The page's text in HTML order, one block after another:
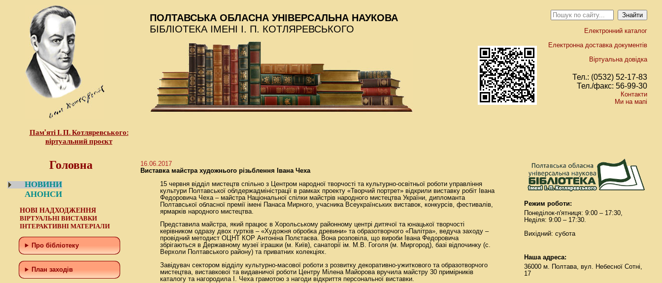
Пам’яті І. П. Котляревського:
віртуальний проєкт
ПОЛТАВСЬКА ОБЛАСНА УНІВЕРСАЛЬНА НАУКОВА
БІБЛІОТЕКА ІМЕНІ І. П. КОТЛЯРЕВСЬКОГО
Електронний каталог
Електронна доставка документів
Віртуальна довідка
Тел.: (0532) 52-17-83
Тел./факс: 56-99-30
Контакти
Ми на мапі
Головна
НОВИНИ
АНОНСИ
НОВІ НАДХОДЖЕННЯ
ВІРТУАЛЬНІ ВИСТАВКИ
ІНТЕРАКТИВНІ МАТЕРІАЛИ
Про бібліотеку
План заходів
16.06.2017
Виставка майстра художнього різьблення Івана Чеха
15 червня відділ мистецтв спільно з Центром народної творчості та культурно-освітньої роботи управління
культури Полтавської облдержадміністрації в рамках проекту «Творчий портрет» відкрили виставку робіт Івана
Федоровича Чеха – майстра Національної спілки майстрів народного мистецтва України, дипломанта
Полтавської обласної премії імені Панаса Мирного, учасника Всеукраїнських виставок, конкурсів, фестивалів,
ярмарків народного мистецтва.
Представила майстра, який працює в Хорольському районному центрі дитячої та юнацької творчості
керівником одразу двох гуртків – «Художня обробка древини» та образотворчого «Палітра», ведуча заходу –
провідний методист ОЦНТ КОР Антоніна Полєтаєва. Вона розповіла, що вироби Івана Федоровича
збрігаються в Державному музеї іграшки (м. Київ), санаторії ім. М.В. Гоголя (м. Миргород), базі відпочинку (с.
Верхоли Полтавського району) та приватних колекціях.
Завідувач сектором відділу культурно-масової роботи з розвитку декоративно-ужиткового та образотворчого
мистецтва, виставкової та видавничої роботи Центру Мілена Майорова вручила майстру 30 примірників
каталогу та нагородила І. Чеха грамотою з нагоди відкриття персональної виставки.
Режим роботи:
Понеділок-п'ятниця: 9:00 – 17:30,
Неділя: 9:00 – 17:30.
Вихідний: субота
Наша адреса:
36000 м. Полтава, вул. Небесної Сотні,
17